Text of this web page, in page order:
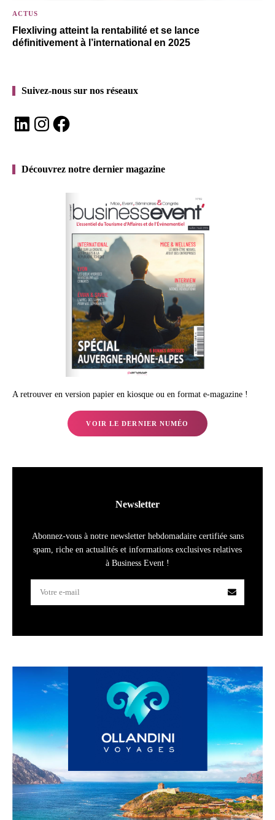
ACTUS
Flexliving atteint la rentabilité et se lance
définitivement à l’international en 2025
Suivez-nous sur nos réseaux
LinkedInInstagramFacebook
Découvrez notre dernier magazine
A retrouver en version papier en kiosque ou en format e-magazine !
VOIR LE DERNIER NUMÉO
Newsletter
Abonnez-vous à notre newsletter hebdomadaire certifiée sans
spam, riche en actualités et informations exclusives relatives
à Business Event !